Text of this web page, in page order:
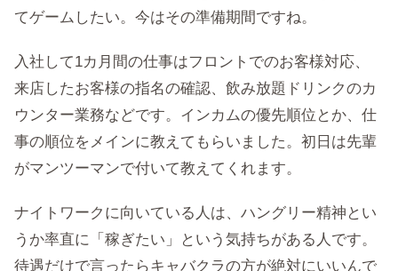
てゲームしたい。今はその準備期間ですね。
入社して1カ月間の仕事はフロントでのお客様対応、
来店したお客様の指名の確認、飲み放題ドリンクのカ
ウンター業務などです。インカムの優先順位とか、仕
事の順位をメインに教えてもらいました。初日は先輩
がマンツーマンで付いて教えてくれます。
ナイトワークに向いている人は、ハングリー精神とい
うか率直に「稼ぎたい」という気持ちがある人です。
待遇だけで言ったらキャバクラの方が絶対にいいんで